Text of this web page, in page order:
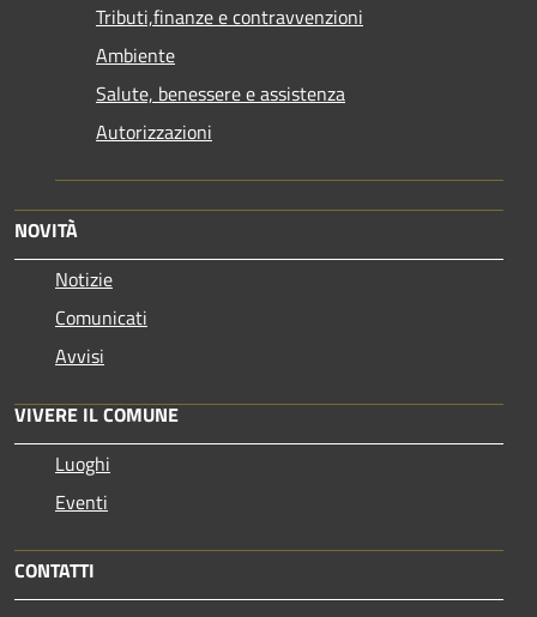
Tributi,finanze e contravvenzioni
Ambiente
Salute, benessere e assistenza
Autorizzazioni
NOVITÀ
Notizie
Comunicati
Avvisi
VIVERE IL COMUNE
Luoghi
Eventi
CONTATTI